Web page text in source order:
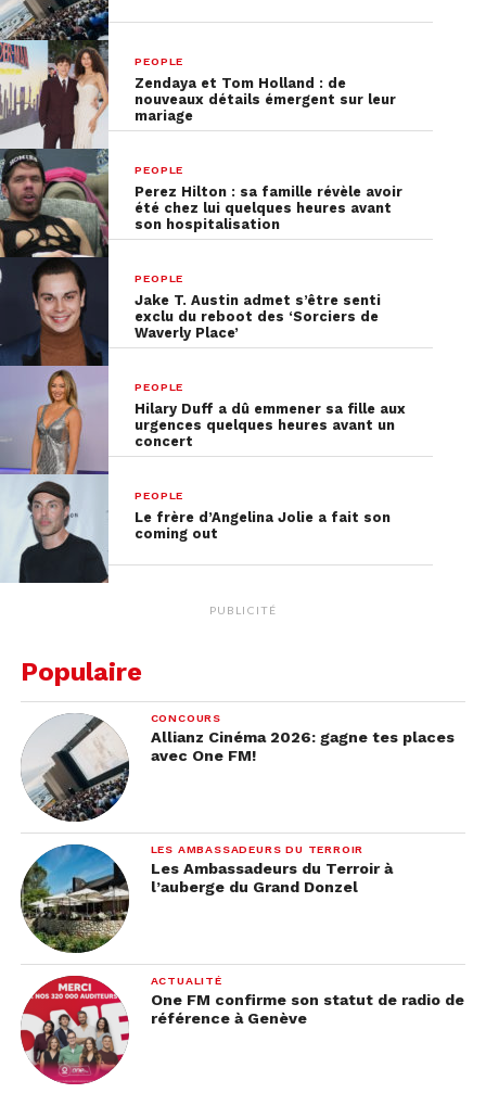
PEOPLE
Zendaya et Tom Holland : de
nouveaux détails émergent sur leur
mariage
PEOPLE
Perez Hilton : sa famille révèle avoir
été chez lui quelques heures avant
son hospitalisation
PEOPLE
Jake T. Austin admet s’être senti
exclu du reboot des ‘Sorciers de
Waverly Place’
PEOPLE
Hilary Duff a dû emmener sa fille aux
urgences quelques heures avant un
concert
PEOPLE
Le frère d’Angelina Jolie a fait son
coming out
PUBLICITÉ
Populaire
CONCOURS
Allianz Cinéma 2026: gagne tes places
avec One FM!
LES AMBASSADEURS DU TERROIR
Les Ambassadeurs du Terroir à
l’auberge du Grand Donzel
ACTUALITÉ
One FM confirme son statut de radio de
référence à Genève